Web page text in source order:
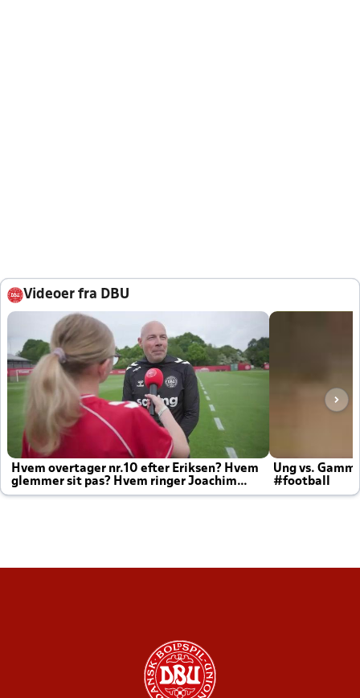
Videoer fra DBU
Hvem overtager nr.10 efter Eriksen? Hvem
glemmer sit pas? Hvem ringer Joachim
altid til efter kampe?
Ung vs.
#football